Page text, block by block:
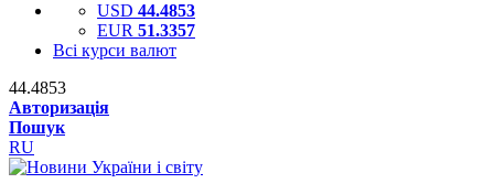
USD 44.4853
EUR 51.3357
Всі курси валют
44.4853
Авторизація
Пошук
RU